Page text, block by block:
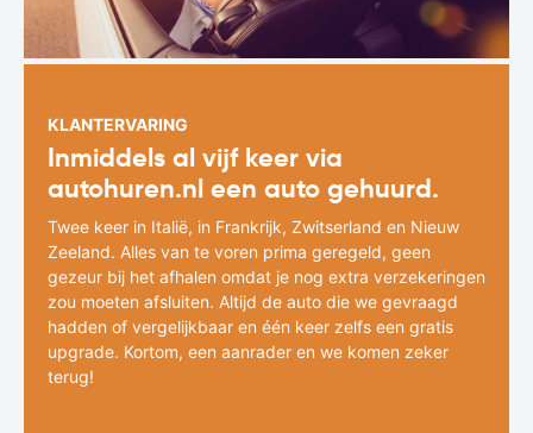
KLANTERVARING
Inmiddels al vijf keer via
autohuren.nl een auto gehuurd.
Twee keer in Italië, in Frankrijk, Zwitserland en Nieuw
Zeeland. Alles van te voren prima geregeld, geen
gezeur bij het afhalen omdat je nog extra verzekeringen
zou moeten afsluiten. Altijd de auto die we gevraagd
hadden of vergelijkbaar en één keer zelfs een gratis
upgrade. Kortom, een aanrader en we komen zeker
terug!